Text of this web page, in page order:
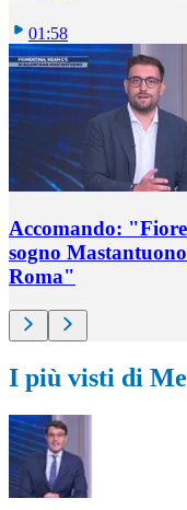
01:58
Accomando:
sogno
Roma"
I più visti di